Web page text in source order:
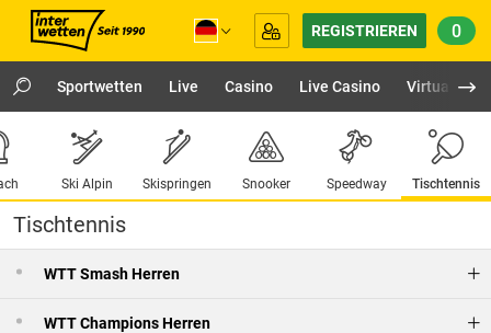
REGISTRIEREN 0
Sportwetten Live Casino Live Casino Virtuals
Ski Alpin Skispringen Snooker Speedway Tischtennis
Tischtennis
WTT Smash Herren
WTT Champions Herren